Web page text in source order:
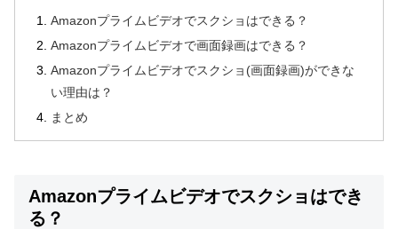
Amazonプライムビデオでスクショはできる？
Amazonプライムビデオで画面録画はできる？
Amazonプライムビデオでスクショ(画面録画)ができな
い理由は？
まとめ
Amazonプライムビデオでスクショはでき
る？